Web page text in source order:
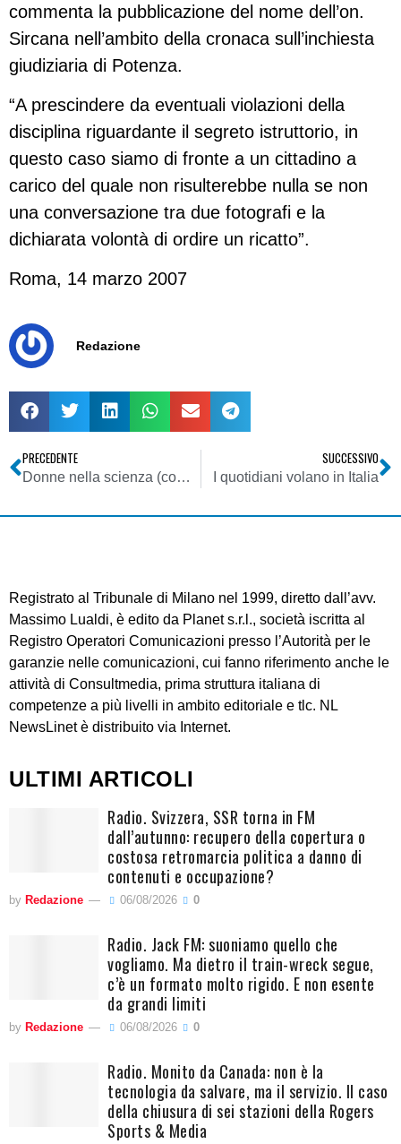
commenta la pubblicazione del nome dell’on.
Sircana nell’ambito della cronaca sull’inchiesta
giudiziaria di Potenza.
“A prescindere da eventuali violazioni della
disciplina riguardante il segreto istruttorio, in
questo caso siamo di fronte a un cittadino a
carico del quale non risulterebbe nulla se non
una conversazione tra due fotografi e la
dichiarata volontà di ordire un ricatto”.
Roma, 14 marzo 2007
Redazione
PRECEDENTE
Donne nella scienza (come in TV)
SUCCESSIVO
I quotidiani volano in Italia
Registrato al Tribunale di Milano nel 1999, diretto dall’avv.
Massimo Lualdi, è edito da Planet s.r.l., società iscritta al
Registro Operatori Comunicazioni presso l’Autorità per le
garanzie nelle comunicazioni, cui fanno riferimento anche le
attività di Consultmedia, prima struttura italiana di
competenze a più livelli in ambito editoriale e tlc. NL
NewsLinet è distribuito via Internet.
ULTIMI ARTICOLI
Radio. Svizzera, SSR torna in FM
dall’autunno: recupero della copertura o
costosa retromarcia politica a danno di
contenuti e occupazione?
by Redazione 06/08/2026 0
Radio. Jack FM: suoniamo quello che
vogliamo. Ma dietro il train-wreck segue,
c’è un formato molto rigido. E non esente
da grandi limiti
by Redazione 06/08/2026 0
Radio. Monito da Canada: non è la
tecnologia da salvare, ma il servizio. Il caso
della chiusura di sei stazioni della Rogers
Sports & Media